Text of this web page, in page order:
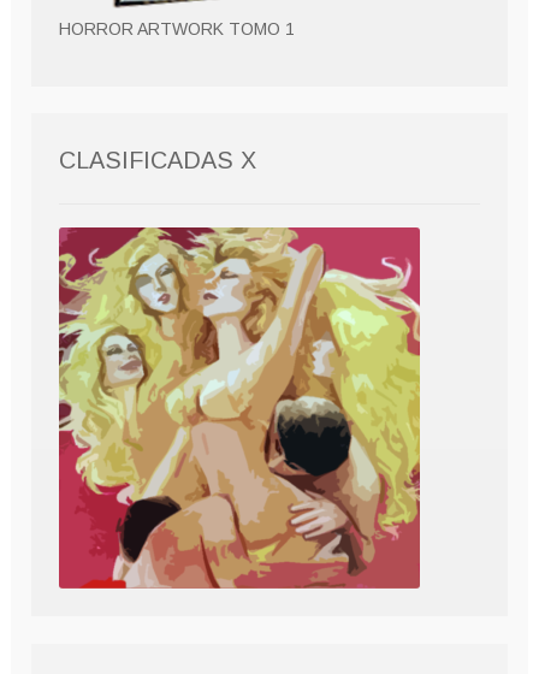
HORROR ARTWORK TOMO 1
CLASIFICADAS X